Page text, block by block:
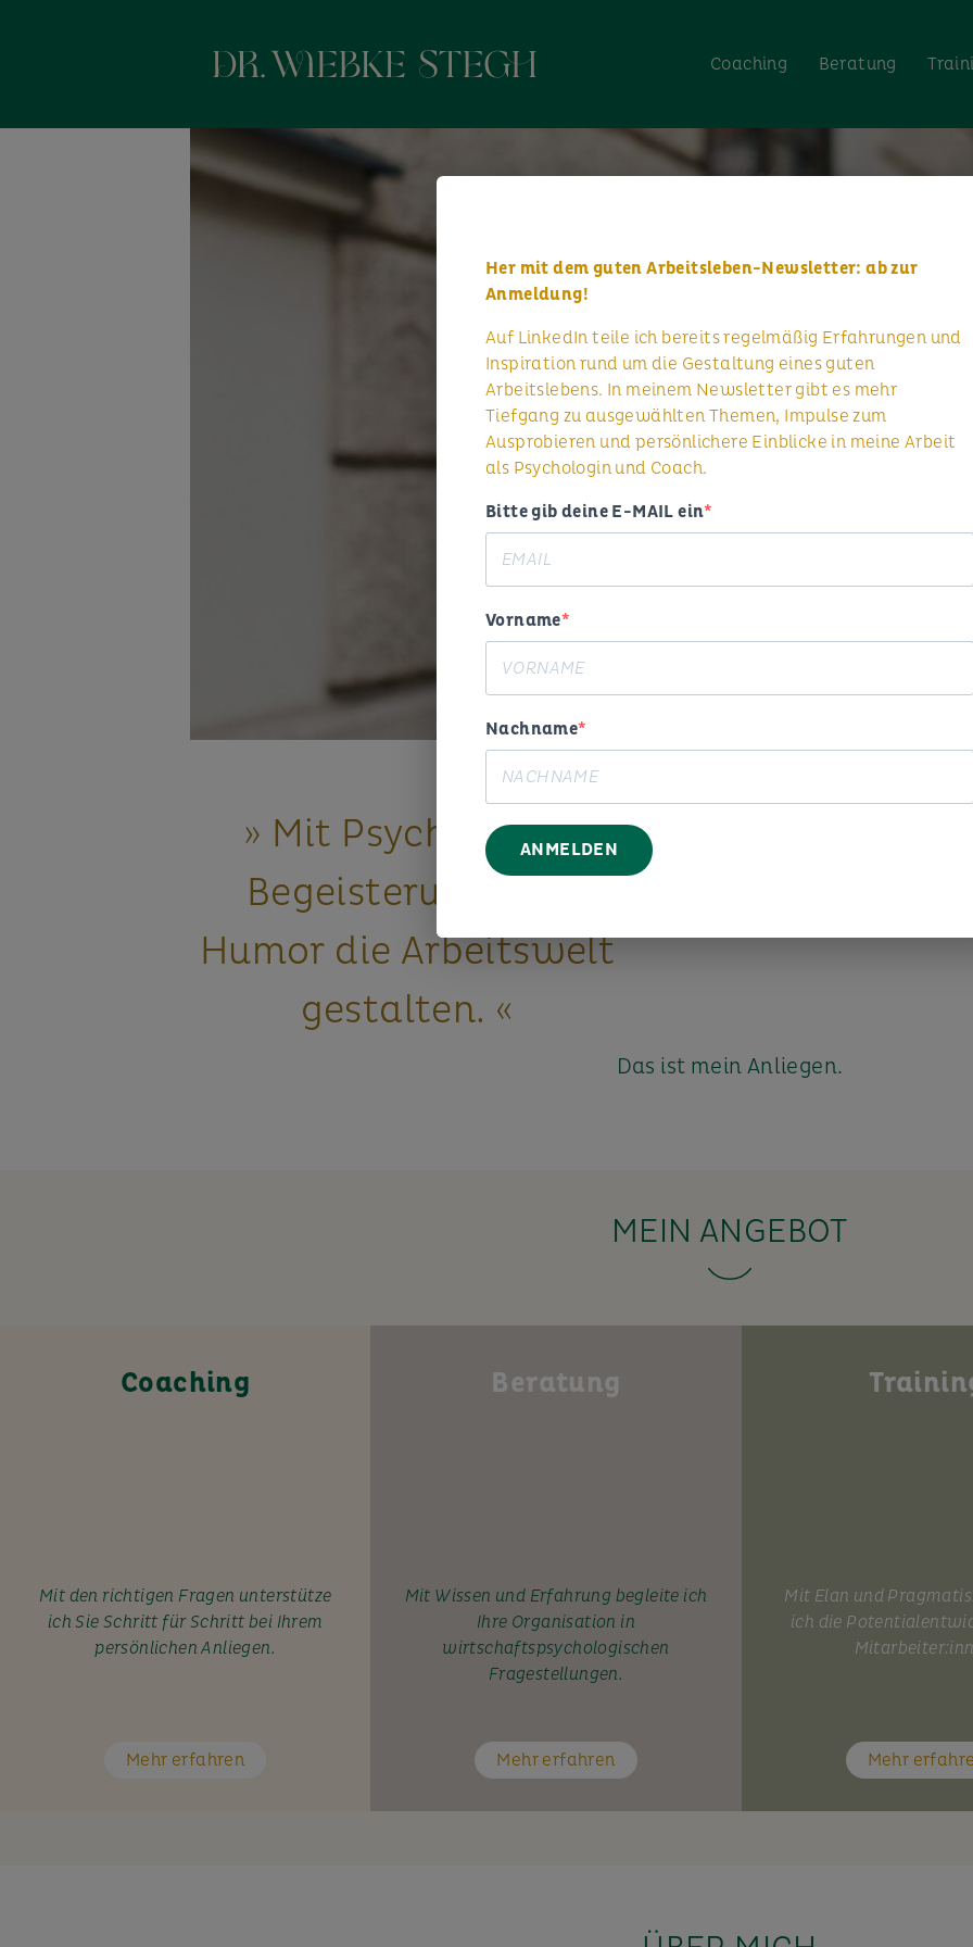
Coaching Beratung
» Mit Psychologie,
Begeisterung und
Humor die Arbeitswelt
gestalten. «
Das ist mein Anliegen.
MEIN ANGEBOT
Coaching
Mit den richtigen Fragen unterstütze
ich Sie Schritt für Schritt bei Ihrem
persönlichen Anliegen.
Mehr erfahren
Beratung
Mit Wissen und Erfahrung begleite ich
Ihre Organisation in
wirtschaftspsychologischen
Fragestellungen.
Mehr erfahren
Mit Elan und
ich die
Mehr
Her mit dem guten Arbeitsleben-Newsletter: ab zur
Anmeldung!
Auf LinkedIn teile ich bereits regelmäßig Erfahrungen und
Inspiration rund um die Gestaltung eines guten
Arbeitslebens. In meinem Newsletter gibt es mehr
Tiefgang zu ausgewählten Themen, Impulse zum
Ausprobieren und persönlichere Einblicke in meine Arbeit
als Psychologin und Coach.
Bitte gib deine E-MAIL ein
Vorname
Nachname
ANMELDEN